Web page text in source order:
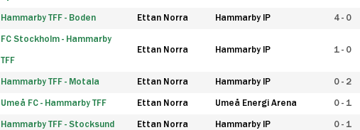
Hammarby TFF - Boden Ettan Norra Hammarby IP 4 - 0
FC Stockholm - Hammarby
TFF
Ettan Norra Hammarby IP 1 - 0
Hammarby TFF - Motala Ettan Norra Hammarby IP 0 - 2
Umeå FC - Hammarby TFF Ettan Norra Umeå Energi Arena 0 - 1
Hammarby TFF - Stocksund Ettan Norra Hammarby IP 0 - 1